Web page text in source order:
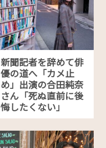
新聞記者を辞めて俳
優の道へ「カメ止
め」出演の合田純奈
さん「死ぬ直前に後
悔したくない」